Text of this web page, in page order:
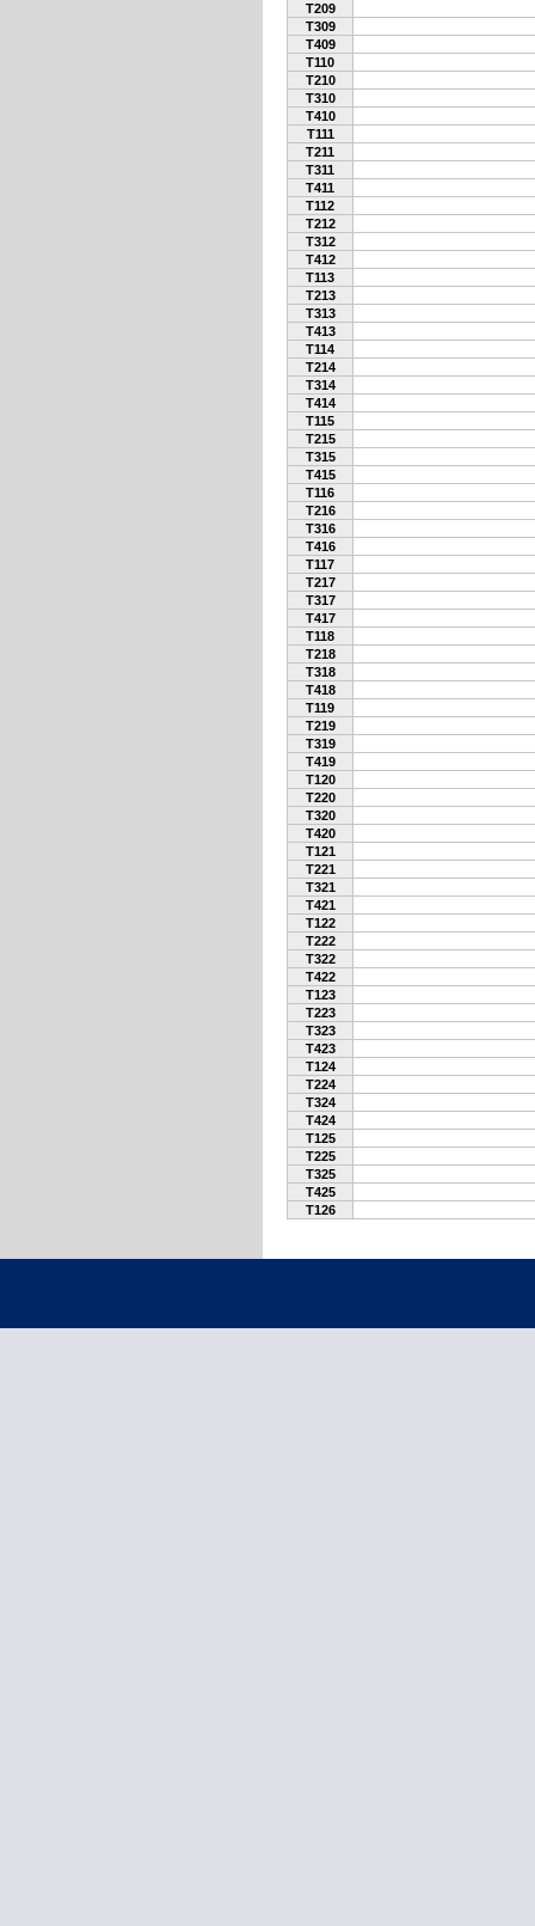
T209
T309
T409
T110
T210
T310
T410
T111
T211
T311
T411
T112
T212
T312
T412
T113
T213
T313
T413
T114
T214
T314
T414
T115
T215
T315
T415
T116
T216
T316
T416
T117
T217
T317
T417
T118
T218
T318
T418
T119
T219
T319
T419
T120
T220
T320
T420
T121
T221
T321
T421
T122
T222
T322
T422
T123
T223
T323
T423
T124
T224
T324
T424
T125
T225
T325
T425
T126